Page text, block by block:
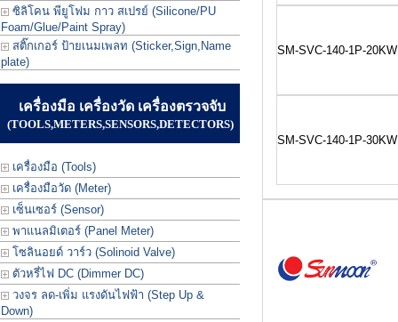
ซิลิโคน พียูโฟม กาว สเปรย์ (Silicone/PU
Foam/Glue/Paint Spray)
สติ๊กเกอร์ ป้ายเนมเพลท (Sticker,Sign,Name
plate)
เครื่องมือ เครื่องวัด เครื่องตรวจจับ
(TOOLS,METERS,SENSORS,DETECTORS)
เครื่องมือ (Tools)
เครื่องมือวัด (Meter)
เซ็นเซอร์ (Sensor)
พาแนลมิเตอร์ (Panel Meter)
โซลินอยด์ วาร์ว (Solinoid Valve)
ตัวหรี่ไฟ DC (Dimmer DC)
วงจร ลด-เพิ่ม แรงดันไฟฟ้า (Step Up &
Down)
SM-SVC-140-1P-20KW
SM-SVC-140-1P-30KW